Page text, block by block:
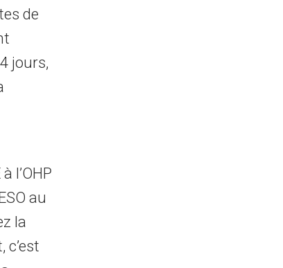
de
jours,
l’OHP
au
la